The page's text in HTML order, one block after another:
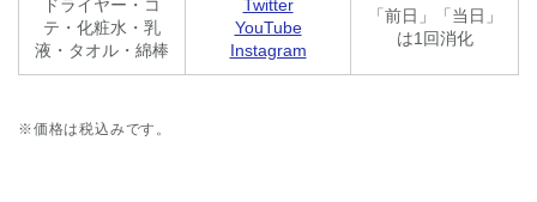
ドライヤー・コ
テ・化粧水・乳
液・タオル・綿棒
Twitter
YouTube
Instagram
「前日」「当日」
は1回消化
※価格は税込みです。